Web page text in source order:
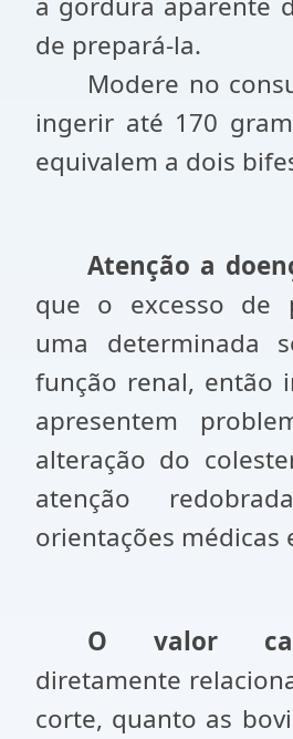
de prepará-la.
Modere no
ingerir até 170
equivalem a dois
Atenção a
que o excesso de
uma determinada
função renal, então
apresentem
alteração do
atenção
orientações médicas
O valor
diretamente
corte, quanto as